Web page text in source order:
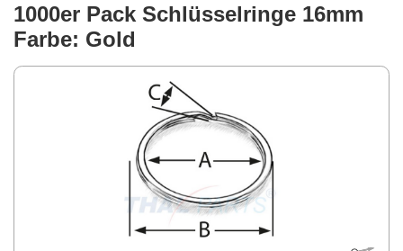
1000er Pack Schlüsselringe 16mm
Farbe: Gold